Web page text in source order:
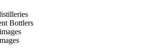
Bottlers